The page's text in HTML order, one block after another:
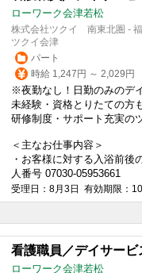
ローワーク会津若松
株式会社ツクイ 南東北圏 -
ツクイ会津
パート
時給 1,247円 ～ 2,029円
※夜勤なし！日勤のみのデ
未経験・資格とりたての方
研修制度・サポート充実の
＜主なお仕事内容＞
・お客様に対する入浴前
人番号 07030-05953661
受理日：8月3日 有効期限：
看護職員／デイサー
ローワーク会津若松